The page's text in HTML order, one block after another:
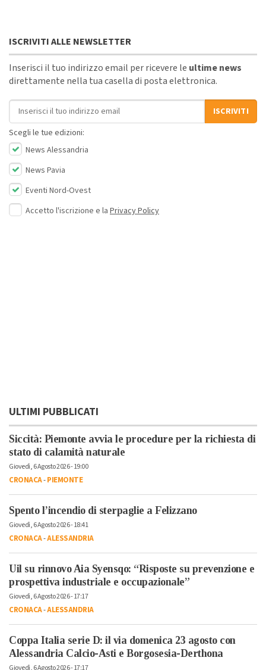
ISCRIVITI ALLE NEWSLETTER
Inserisci il tuo indirizzo email per ricevere le ultime news
direttamente nella tua casella di posta elettronica.
Indirizzo email
ISCRIVITI
Scegli le tue edizioni:
News Alessandria
News Pavia
Eventi Nord-Ovest
Accetto l'iscrizione e la Privacy Policy
ULTIMI PUBBLICATI
Siccità: Piemonte avvia le procedure per la richiesta di
stato di calamità naturale
Giovedì, 6 Agosto 2026 - 19:00
CRONACA-PIEMONTE
Spento l’incendio di sterpaglie a Felizzano
Giovedì, 6 Agosto 2026 - 18:41
CRONACA-ALESSANDRIA
Uil su rinnovo Aia Syensqo: “Risposte su prevenzione e
prospettiva industriale e occupazionale”
Giovedì, 6 Agosto 2026 - 17:17
CRONACA-ALESSANDRIA
Coppa Italia serie D: il via domenica 23 agosto con
Alessandria Calcio-Asti e Borgosesia-Derthona
Giovedì, 6 Agosto 2026 - 17:17